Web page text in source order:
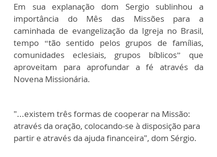
Em sua explanação dom Sergio sublinhou a
importância do Mês das Missões para a
caminhada de evangelização da Igreja no Brasil,
tempo “tão sentido pelos grupos de famílias,
comunidades eclesiais, grupos bíblicos” que
aproveitam para aprofundar a fé através da
Novena Missionária.
"...existem três formas de cooperar na Missão:
através da oração, colocando-se à disposição para
partir e através da ajuda financeira", dom Sérgio.